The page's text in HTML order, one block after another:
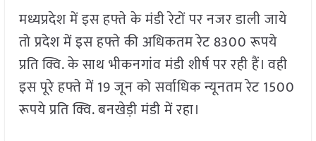
मध्यप्रदेश में इस हफ्ते के मंडी रेटों पर नजर डाली जाये
तो प्रदेश में इस हफ्ते की अधिकतम रेट 8300 रूपये
प्रति क्वि. के साथ भीकनगांव मंडी शीर्ष पर रही हैं। वही
इस पूरे हफ्ते में 19 जून को सर्वाधिक न्यूनतम रेट 1500
रूपये प्रति क्वि. बनखेड़ी मंडी में रहा।